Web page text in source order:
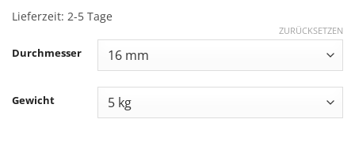
Lieferzeit: 2-5 Tage
Durchmesser
Gewicht
ZURÜCKSETZEN